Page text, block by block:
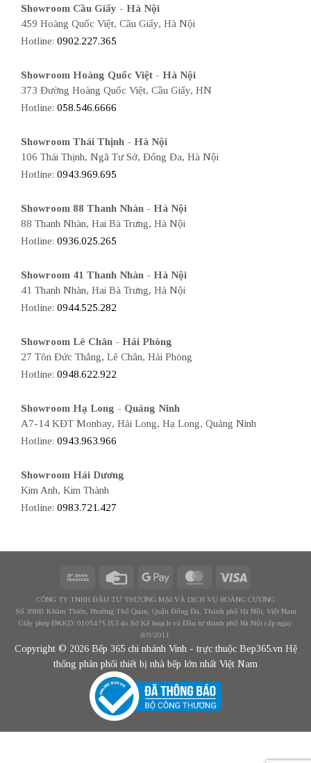
Showroom Cầu Giấy - Hà Nội
459 Hoàng Quốc Việt, Cầu Giấy, Hà Nội
Hotline: 0902.227.365
Showroom Hoàng Quốc Việt - Hà Nội
373 Đường Hoàng Quốc Việt, Cầu Giấy, HN
Hotline: 058.546.6666
Showroom Thái Thịnh - Hà Nội
106 Thái Thịnh, Ngã Tư Sở, Đống Đa, Hà Nội
Hotline: 0943.969.695
Showroom 88 Thanh Nhàn - Hà Nội
88 Thanh Nhàn, Hai Bà Trưng, Hà Nội
Hotline: 0936.025.265
Showroom 41 Thanh Nhàn - Hà Nội
41 Thanh Nhàn, Hai Bà Trưng, Hà Nội
Hotline: 0944.525.282
Showroom Lê Chân - Hải Phòng
27 Tôn Đức Thắng, Lê Chân, Hải Phòng
Hotline: 0948.622.922
Showroom Hạ Long - Quảng Ninh
A7-14 KĐT Monbay, Hải Long, Hạ Long, Quảng Ninh
Hotline: 0943.963.966
Showroom Hải Dương
Kim Anh, Kim Thành
Hotline: 0983.721.427
CÔNG TY TNHH ĐẦU TƯ THƯƠNG MẠI VÀ DỊCH VỤ HOÀNG CƯƠNG
Số 398B Khâm Thiên, Phường Thổ Quan, Quận Đống Đa, Thành phố Hà Nội, Việt Nam
Giấy phép ĐKKD: 0105475353 do Sở Kế hoạch và Đầu tư thành phố Hà Nội cấp ngày
8/9/2011
Copyright © 2026 Bếp 365 chi nhánh Vinh - trực thuộc Bep365.vn Hệ
thống phân phối thiết bị nhà bếp lớn nhất Việt Nam